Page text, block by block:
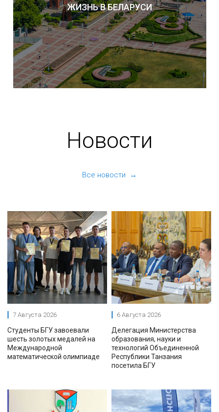
ЖИЗНЬ В БЕЛАРУСИ
Новости
Все новости →
7 Августа 2026
Студенты БГУ завоевали
шесть золотых медалей на
Международной
математической олимпиаде
6 Августа 2026
Делегация Министерства
образования, науки и
технологий Объединенной
Республики Танзания
посетила БГУ